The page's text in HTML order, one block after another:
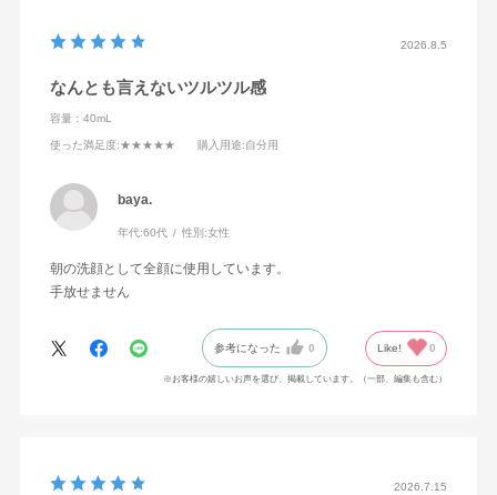
2026.8.5
なんとも言えないツルツル感
容量：40mL
使った満足度:★★★★★ 購入用途:自分用
baya.
年代:60代 性別:女性
朝の洗顔として全顔に使用しています。
手放せません
参考になった 0 Like! 0
※お客様の嬉しいお声を選び、掲載しています。（一部、編集も含む）
2026.7.15